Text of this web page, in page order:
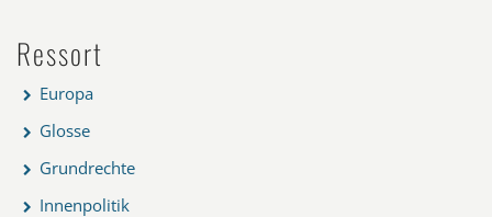
Ressort
Europa
Glosse
Grundrechte
Innenpolitik